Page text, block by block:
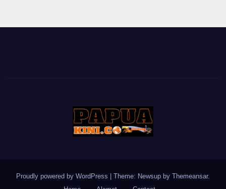
Proudly powered by WordPress Theme: Newsup by Themeansar.